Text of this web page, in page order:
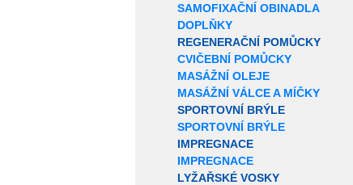
SAMOFIXAČNÍ OBINADLA
DOPLŇKY
REGENERAČNÍ POMŮCKY
CVIČEBNÍ POMŮCKY
MASÁŽNÍ OLEJE
MASÁŽNÍ VÁLCE A MÍČKY
SPORTOVNÍ BRÝLE
SPORTOVNÍ BRÝLE
IMPREGNACE
IMPREGNACE
LYŽAŘSKÉ VOSKY